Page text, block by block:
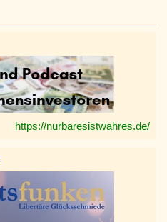
https://nurbaresistwahres.de/